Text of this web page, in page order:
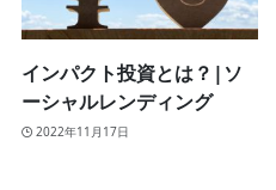
インパクト投資とは？|ソ
ーシャルレンディング
2022年11月17日